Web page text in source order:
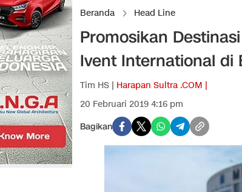
Beranda Head Line
Promosikan
Ivent International di
Tim HS | Harapan Sultra .COM |
20 Februari 2019 4:16 pm
Bagikan